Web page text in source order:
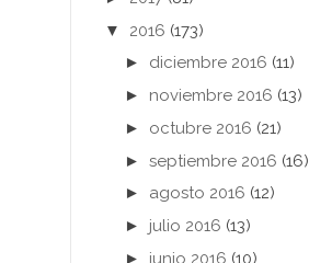
▼ 2016 (173)
► diciembre 2016 (11)
► noviembre 2016 (13)
► octubre 2016 (21)
► septiembre 2016 (16)
► agosto 2016 (12)
► julio 2016 (13)
► junio 2016 (10)